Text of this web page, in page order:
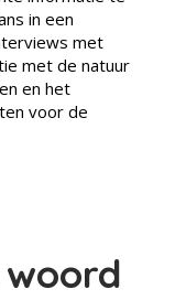
in een
met
met de natuur
en het
voor de